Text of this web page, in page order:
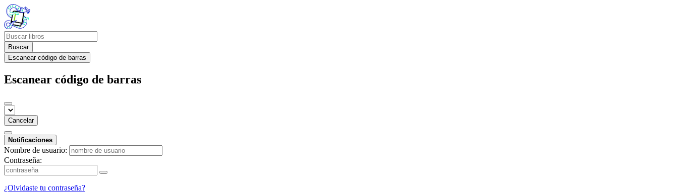
Buscar
Escanear código de barras
Escanear código de barras
Cancelar
Notificaciones
Nombre de usuario:
Contraseña:
¿Olvidaste tu contraseña?